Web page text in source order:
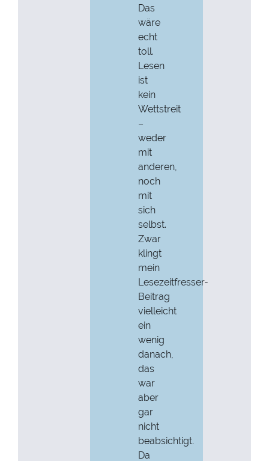
Das
wäre
echt
toll.
Lesen
ist
kein
Wettstreit
–
weder
mit
anderen,
noch
mit
sich
selbst.
Zwar
klingt
mein
Lesezeitfresser-
Beitrag
vielleicht
ein
wenig
danach,
das
war
aber
gar
nicht
beabsichtigt.
Da